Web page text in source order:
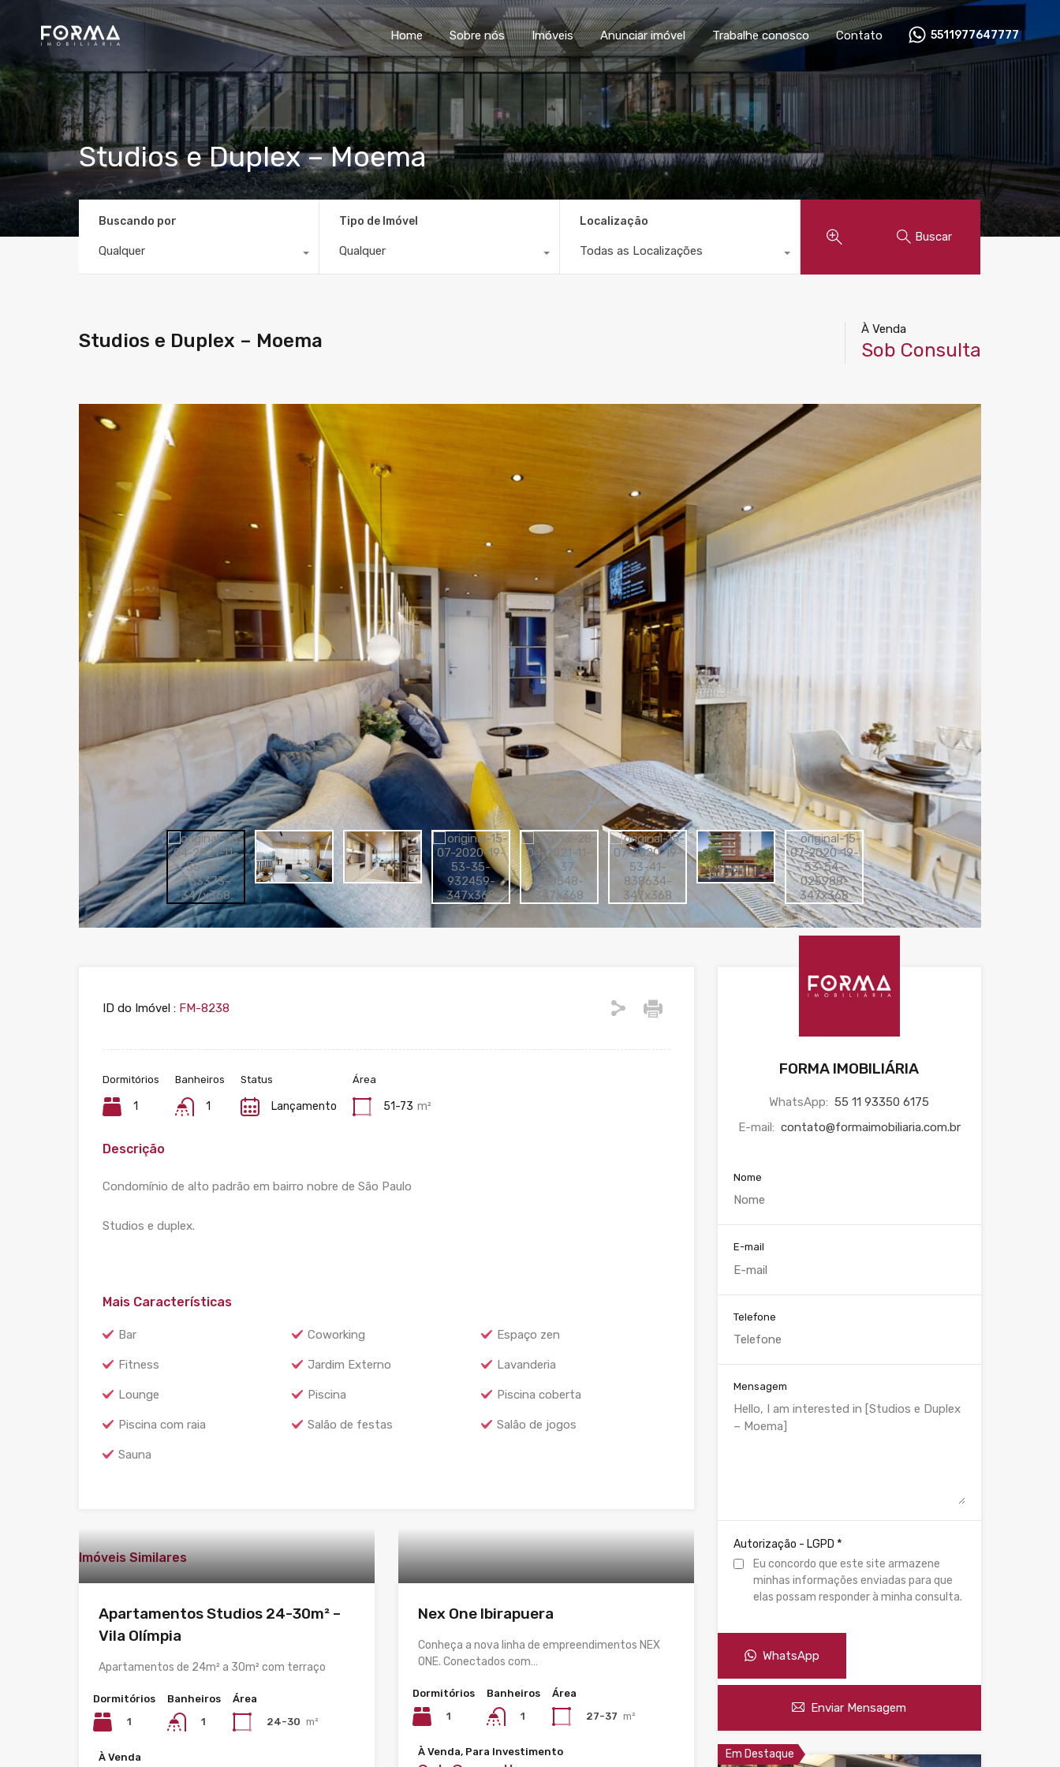
Home Sobre nós Imóveis Anunciar imóvel Trabalhe conosco Contato
Home Sobre nós Imóveis Anunciar imóvel Trabalhe conosco Contato 5511977647777
Studios e Duplex – Moema
Buscando por
Qualquer
Tipo de Imóvel
Qualquer
Localização
Todas as Localizações
Buscar
Studios e Duplex – Moema
À Venda
Sob Consulta
ID do Imóvel : FM-8238
Dormitórios
1
Banheiros
1
Status
Lançamento
Área
51-73 m²
Descrição
Condomínio de alto padrão em bairro nobre de São Paulo
Studios e duplex.
Mais Características
Bar Coworking Espaço zen
Fitness Jardim Externo Lavanderia
Lounge Piscina Piscina coberta
Piscina com raia Salão de festas Salão de jogos
Sauna
Imóveis Similares
Apartamentos Studios 24-30m² –
Vila Olímpia
Apartamentos de 24m² a 30m² com terraço
Dormitórios
1
Banheiros
1
Área
24-30 m²
À Venda
Nex One Ibirapuera
Conheça a nova linha de empreendimentos NEX
ONE. Conectados com…
Dormitórios
1
Banheiros
1
Área
27-37 m²
À Venda, Para Investimento
FORMA IMOBILIÁRIA
WhatsApp: 55 11 93350 6175
E-mail: contato@formaimobiliaria.com.br
Nome
E-mail
Telefone
Mensagem
Autorização - LGPD *
Eu concordo que este site armazene
minhas informações enviadas para que
elas possam responder à minha consulta.
WhatsApp
Enviar Mensagem
Em Destaque